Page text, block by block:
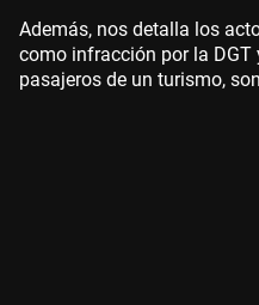
Además, nos detalla los
como infracción por la
pasajeros de un turismo,